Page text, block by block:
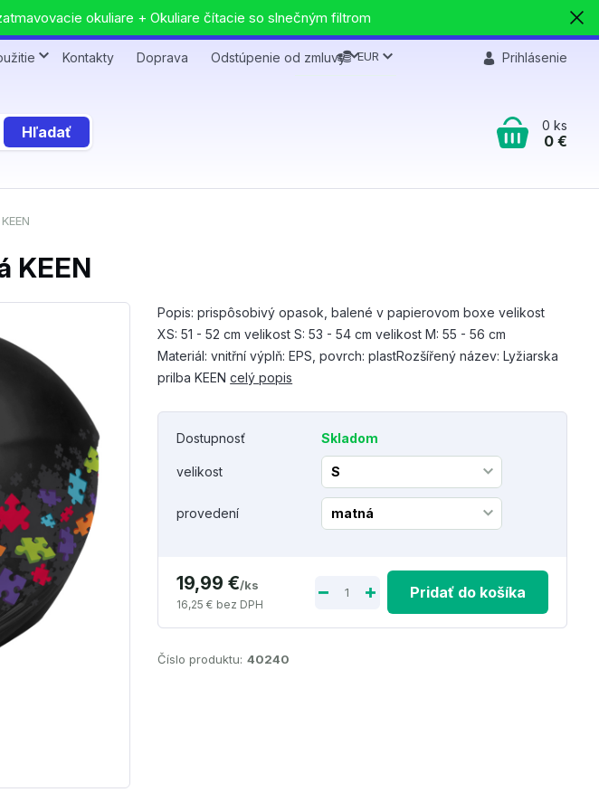
okuliare + Okuliare čítacie so slnečným filtrom
Kontakty Doprava Odstúpenie od zmluvy EUR Prihlásenie
Hľadať 0 ks
0 €
KEEN
Popis: prispôsobivý opasok, balené v papierovom boxe velikost
XS: 51 - 52 cm velikost S: 53 - 54 cm velikost M: 55 - 56 cm
Materiál: vnitřní výplň: EPS, povrch: plastRozšířený název: Lyžiarska
prilba KEENcelý popis
Dostupnosť Skladom
velikost
provedení
19,99 €/ks
16,25 € bez DPH
Pridať do košíka
Číslo produktu: 40240